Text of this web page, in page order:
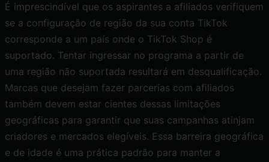
É imprescindível que os aspirantes a afiliados verifiquem
se a configuração de região da sua conta TikTok
corresponde a um país onde o TikTok Shop é
suportado. Tentar ingressar no programa a partir de
uma região não suportada resultará em desqualificação.
Marcas que desejam fazer parcerias com afiliados
também devem estar cientes dessas limitações
geográficas para garantir que suas campanhas atinjam
criadores e mercados elegíveis. Essa barreira geográfica
e de idade é uma prática padrão para manter a